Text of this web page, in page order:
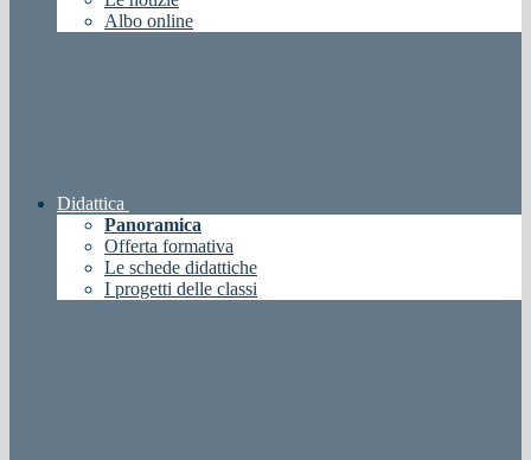
Albo online
Didattica
Panoramica
Offerta formativa
Le schede didattiche
I progetti delle classi